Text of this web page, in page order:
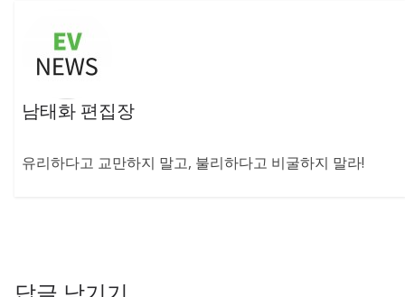
남태화 편집장
유리하다고 교만하지 말고, 불리하다고 비굴하지 말라!